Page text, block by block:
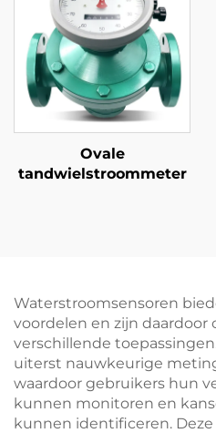
Ovale
tandwielstroommeter
Waterstroomsensoren
voordelen en zijn daardoor
verschillende
uiterst nauwkeurige
waardoor gebruikers hun
kunnen monitoren en
kunnen identificeren.